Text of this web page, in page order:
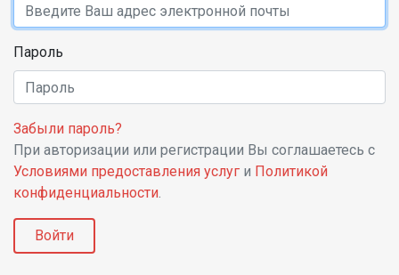
Пароль
Забыли пароль?
При авторизации или регистрации Вы соглашаетесь с
Условиями предоставления услуг и Политикой
конфиденциальности.
Войти